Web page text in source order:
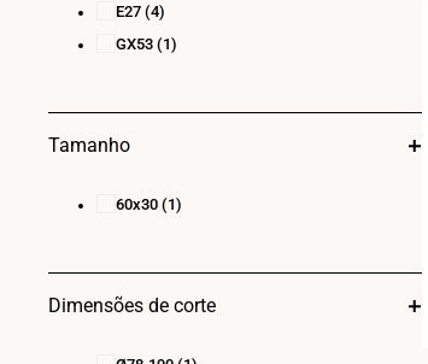
E27 (4)
GX53 (1)
Tamanho
60x30 (1)
Dimensões de corte